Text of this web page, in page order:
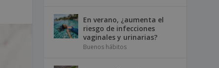
En verano, ¿aumenta el
riesgo de infecciones
vaginales y urinarias?
Buenos hábitos